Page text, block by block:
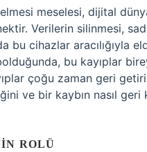
meselesi, dijital
Verilerin silinmesi,
bu cihazlar aracılığıyla
bu kayıplar
çoğu zaman geri
ve bir kaybın nasıl
ROLÜ